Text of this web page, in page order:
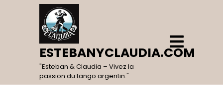
ESTEBANYCLAUDIA.COM
"Esteban & Claudia – Vivez la
passion du tango argentin."
Open
Menu